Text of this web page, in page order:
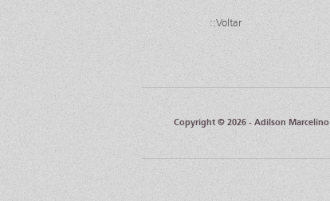
::Voltar
Copyright © 2026 - Adilson Marcelino